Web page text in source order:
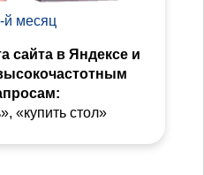
й месяц
сайта в Яндексе и
«купить стол»